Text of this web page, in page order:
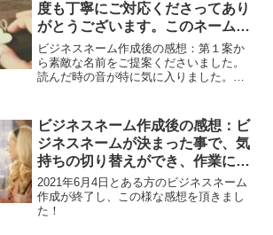
度も丁寧にご対応くださってあり
がとうございます。このネームは
大切に使わせていただきます。
ビジネスネーム作成後の感想：第１案か
ら素敵な名前をご提案くださいました。
読んだ時の音が特に気に入りました。ま
第３案とご提案くださいました。ネーム
を検討しているうちに、自分は何を最も
したいのか、やりたいことの優先順位が
わかってきた気がします。何度も丁寧に
ご対応くださってありがとうございま
す。このネームは大切に使わせていただ
きます。
ビジネスネーム作成後の感想：ビ
ジネスネームが決まった事で、気
持ちの切り替えができ、作業にも
集中できるようになりました。飛
鳥さんにお願いして本当に良かっ
たです。ありがとうございまし
2021年6月4日とある方のビジネスネーム
作成が終了し、この様な感想を頂きまし
た！